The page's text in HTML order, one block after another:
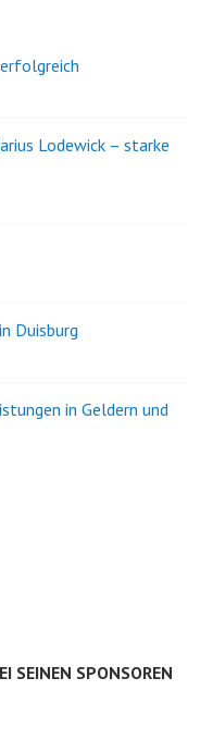
Lodewick – starke
Duisburg
in Geldern und
SEINEN SPONSOREN